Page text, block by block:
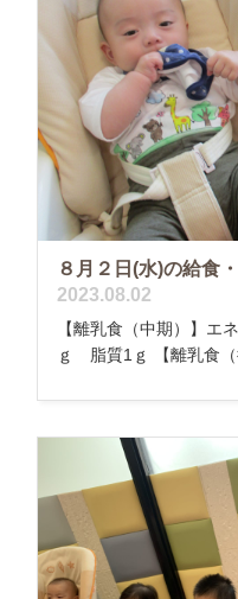
８月２日(水)の給食
2023.08.02
【離乳食（中期）】
ｇ 脂質1ｇ 【離乳食（